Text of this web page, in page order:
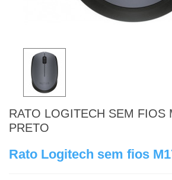
RATO LOGITECH SEM FIOS
PRETO
Rato Logitech sem fios